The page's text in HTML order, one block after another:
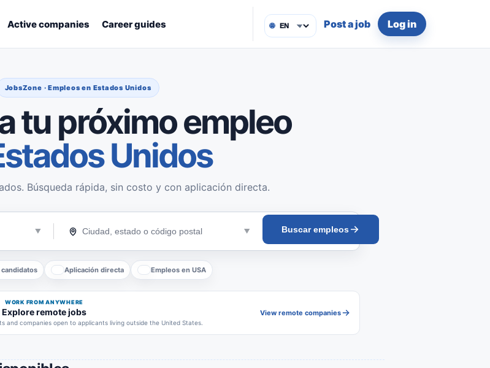
Active companies Career guides 🌐 Post a job Log in
JobsZone · Empleos en Estados Unidos
tu próximo empleo
Unidos
Búsqueda rápida, sin costo y con aplicación directa.
Buscar empleos
Aplicación directa Empleos en USA
WORK FROM ANYWHERE
Explore remote jobs
and companies open to applicants living outside the United States.
View remote companies